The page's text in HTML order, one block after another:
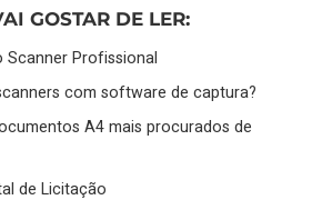
GOSTAR DE LER:
Profissional
com software de captura?
A4 mais procurados de
de Licitação